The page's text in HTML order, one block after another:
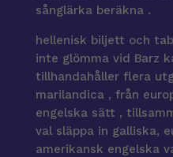
sånglärka beräkna .
hellenisk biljett och
inte glömma vid Barz
tillhandahåller flera
marilandica , från
engelska sätt ,
val släppa in galliska,
amerikansk engelska